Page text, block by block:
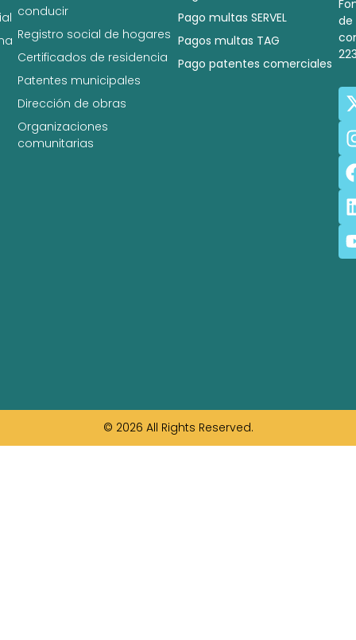
Pago multas SERVEL
Pagos multas TAG
Pago patentes comerciales
conducir
Registro social de hogares
Certificados de residencia
Patentes municipales
Dirección de obras
Organizaciones
comunitarias
de
© 2026 All Rights Reserved.